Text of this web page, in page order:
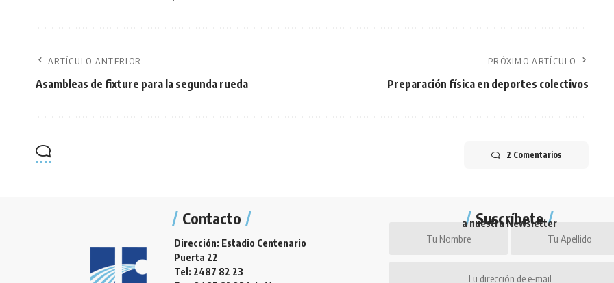
ARTÍCULO ANTERIOR
Asambleas de fixture para la segunda rueda
PRÓXIMO ARTÍCULO
Preparación física en deportes colectivos
2 Comentarios
Contacto
Dirección: Estadio Centenario
Puerta 22
Tel: 2487 82 23
Suscríbete
a nuestra Newsletter